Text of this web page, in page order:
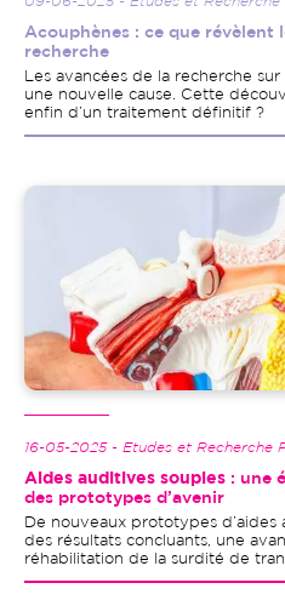
Acouphènes : ce que révèlent
recherche
Les avancées de la recherche
une nouvelle cause. Cette
enfin d’un traitement définitif ?
Image
16-05-2025 - Etudes et Recherche
Aides auditives souples : une
des prototypes d’avenir
De nouveaux prototypes
des résultats concluants, une
réhabilitation de la surdité de